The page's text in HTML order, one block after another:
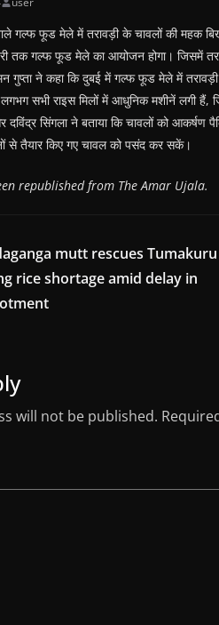
गल्फ फूड मेले में तरावड़ी के चावलों की महक
तक गल्फ फूड मेले का आयोजन होगा। जिसमें
ने कहा कि दुबई में गल्फ फूड मेले में
लगभग सभी राइस मिलों में आधुनिक मशीनें लगी हैं,
दविंद्र सिंगला ने बताया कि चावलों को आकर्षण
से तैयार किए गए चावल को पसंद कर सकें।
republished from The Amar Ujala.
mutt rescues Tumakuru
rice shortage amid delay in
will not be published.